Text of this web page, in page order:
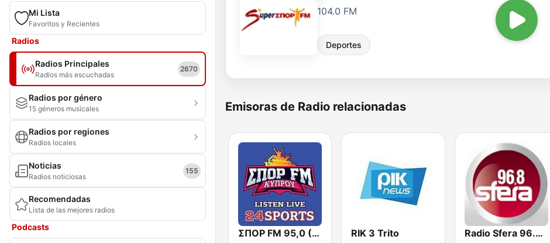
Mi Lista
Favoritos y Recientes
Radios
Radios Principales
Radios más escuchadas
2670
Radios por género
15 géneros musicales
Radios por regiones
Radios locales
Noticias
Radios noticiosas
155
Recomendadas
Lista de las mejores radios
Podcasts
104.0 FM
Deportes
Emisoras de Radio relacionadas
ΣΠΟΡ FM 95,0 (24 Sports & News) RIK 3 Trito Radio Sfera 96.8 FM